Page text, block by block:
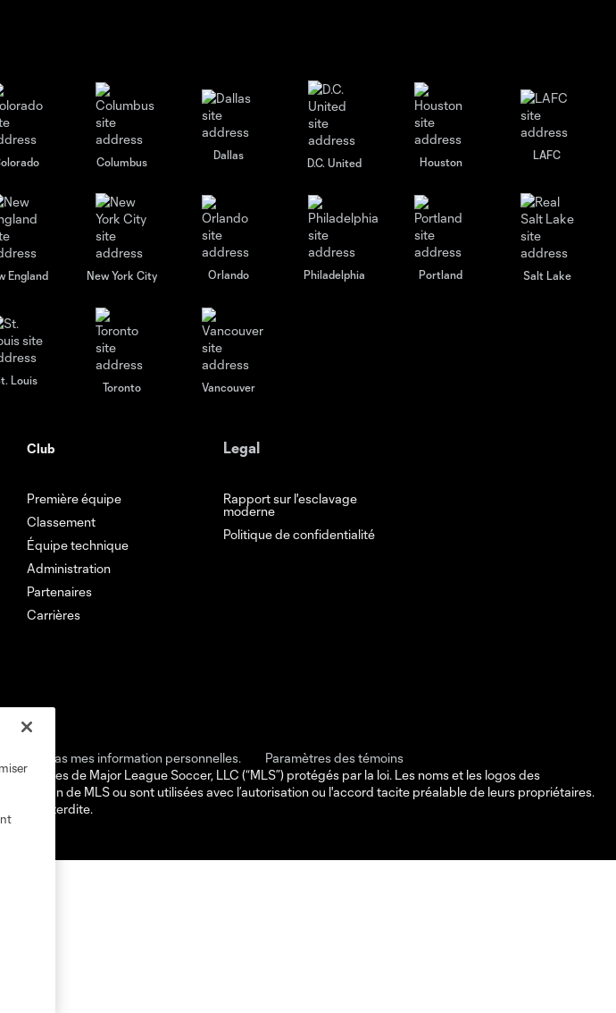
Columbus
Dallas
D.C. United Houston
LAFC
England New York City Orlando Philadelphia Portland Salt Lake
Louis
Toronto Vancouver
Club
Première équipe
Classement
Équipe technique
Administration
Partenaires
Carrières
Legal
Rapport sur l'esclavage
moderne
Politique de confidentialité
pas mes information personnelles.
Paramètres des témoins
de Major League Soccer, LLC (“MLS”) protégés par la loi. Les noms et les logos des
de MLS ou sont utilisées avec l’autorisation ou l'accord tacite préalable de leurs propriétaires.
est interdite.